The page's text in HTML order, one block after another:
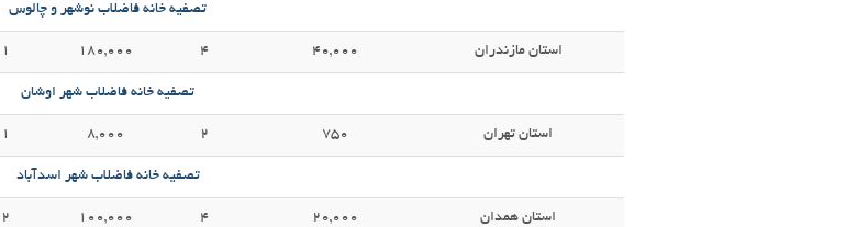
تصفیه خانه فاضلاب نوشهر و چالوس
استان مازندران 40,000
4
180,000
1
تصفیه خانه فاضلاب شهر اوشان
استان تهران 750
2
8,000
1
تصفیه خانه فاضلاب شهر اسدآباد
استان همدان 20,000
4
100,000
2